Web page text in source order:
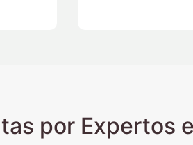
por Expertos